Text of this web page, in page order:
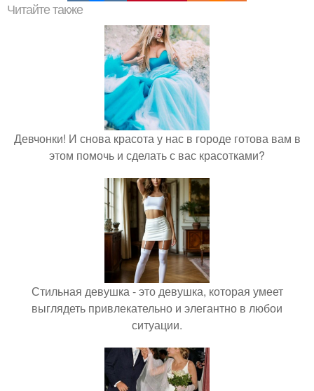
Читайте также
Девчонки! И снова красота у нас в городе готова вам в
этом помочь и сделать с вас красотками?
Стильная девушка - это девушка, которая умеет
выглядеть привлекательно и элегантно в любои
ситуации.